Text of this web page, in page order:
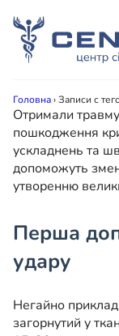
Головна›Записи с
Отримали травму
пошкодження
ускладнень та
допоможуть
утворенню
Перша
удару
Негайно
загорнутий у